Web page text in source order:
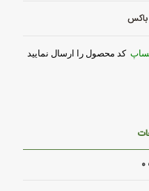
باکس
کد محصول را ارسال نمایید
۰